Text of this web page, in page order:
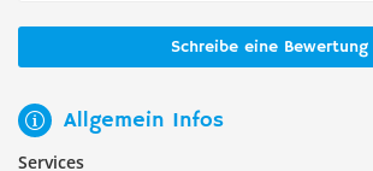
Schreibe eine Bewertung
Allgemein Infos
Services